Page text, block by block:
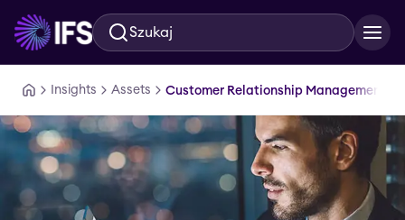
Przejdź do głównej treści
Szukaj
Insights Assets Customer Relationship Management in